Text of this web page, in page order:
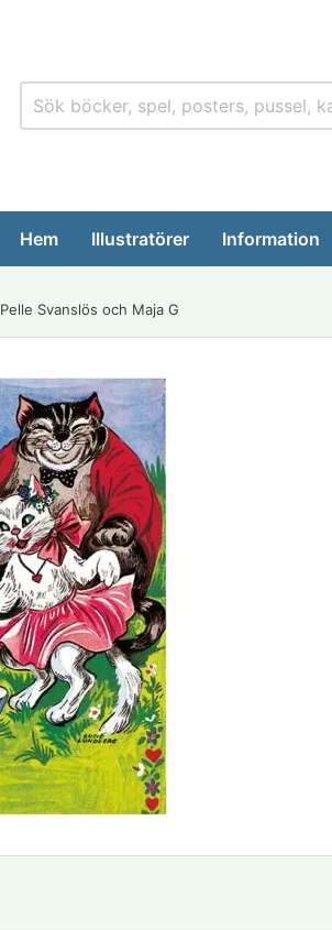
Hem Illustratörer Information
Pelle Svanslös och Maja G